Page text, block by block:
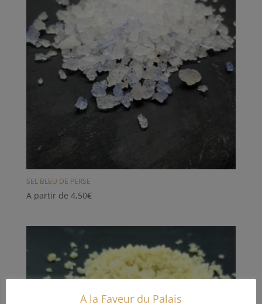
SEL BLEU DE PERSE
A partir de 4,50€
A la Faveur du Palais